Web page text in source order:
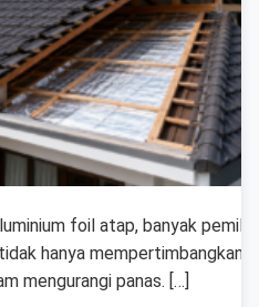
foil atap, banyak pemilik
hanya mempertimbangkan
mengurangi panas. […]